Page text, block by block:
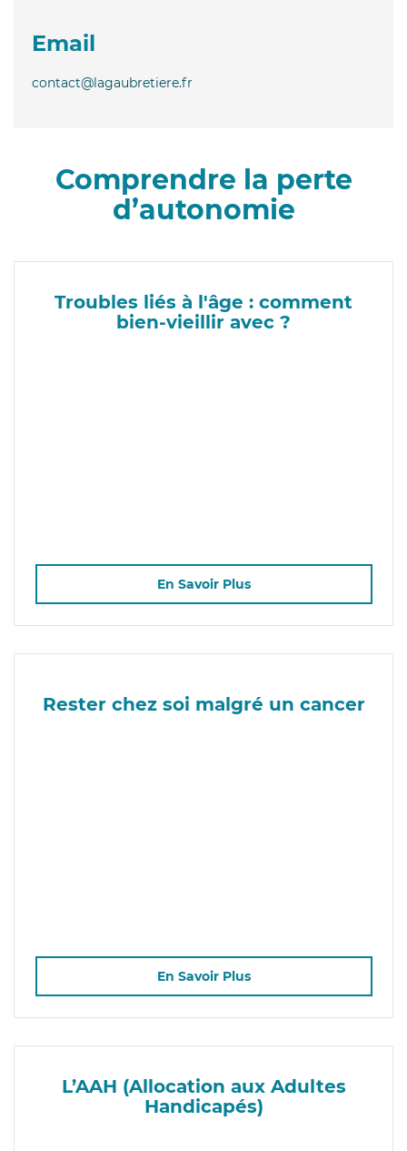
Email
contact@lagaubretiere.fr
Comprendre la perte
d’autonomie
Troubles liés à l'âge : comment
bien-vieillir avec ?
En Savoir Plus
Rester chez soi malgré un cancer
En Savoir Plus
L’AAH (Allocation aux Adultes
Handicapés)